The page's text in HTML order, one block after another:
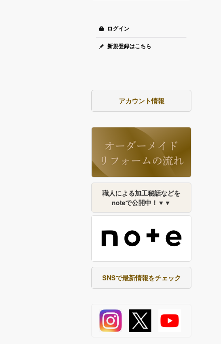
ログイン
新規登録はこちら
アカウント情報
職人による加工秘話などを
noteで公開中！▼▼
SNSで最新情報をチェック